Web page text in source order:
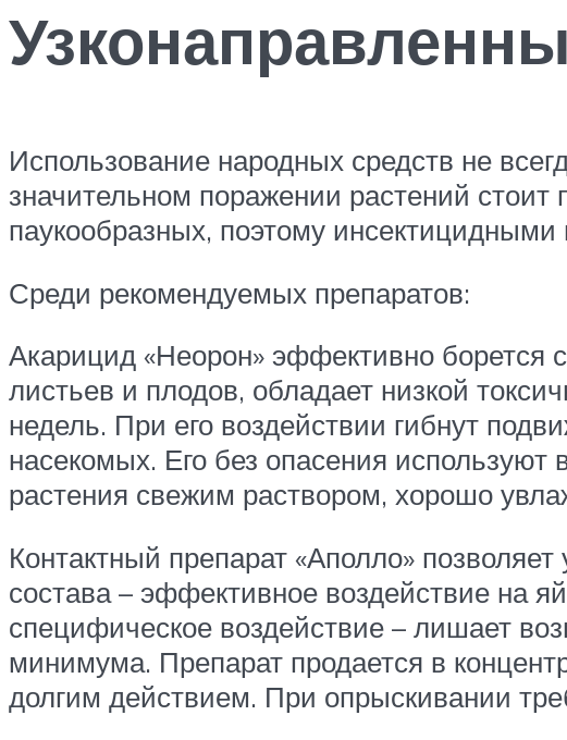
Использование народных средств не
значительном поражении растений
паукообразных, поэтому
Среди рекомендуемых препаратов:
Акарицид «Неорон» эффективно борется
листьев и плодов, обладает низкой
недель. При его воздействии гибнут
насекомых. Его без опасения
растения свежим раствором, хорошо
Контактный препарат «Аполло»
состава – эффективное воздействие на
специфическое воздействие – лишает
минимума. Препарат продается в
долгим действием. При опрыскивании